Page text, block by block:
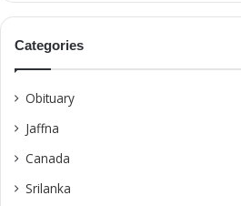
Categories
Obituary
Jaffna
Canada
Srilanka